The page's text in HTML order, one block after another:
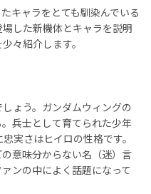
キャラをとても馴染んでいる
した新機体とキャラを説明
々紹介します。
ょう。ガンダムウィングの
兵士として育てられた少年
実さはヒイロの性格です。
意味分からない名（迷）言
ンの中によく話題になって